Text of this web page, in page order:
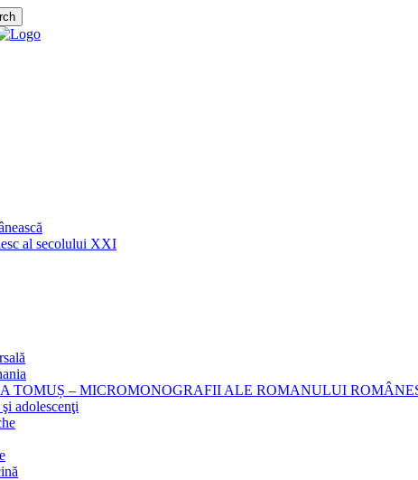
al secolului XXI
TOMUȘ – MICROMONOGRAFII ALE ROMANULUI
adolescenţi